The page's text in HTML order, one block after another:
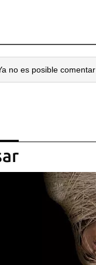
no es posible comentar